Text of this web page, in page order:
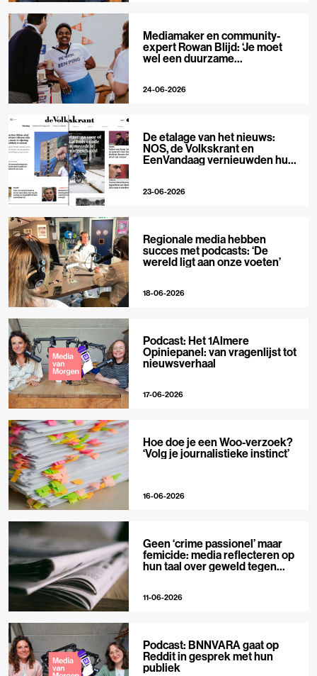
Mediamaker en community-
expert Rowan Blijd: ‘Je moet
wel een duurzame
24-06-2026
De etalage van het nieuws:
NOS, de Volkskrant en
EenVandaag vernieuwden hun
23-06-2026
Regionale media hebben
succes met podcasts: ‘De
wereld ligt aan onze voeten’
18-06-2026
Podcast: Het 1Almere
Opiniepanel: van vragenlijst tot
nieuwsverhaal
17-06-2026
Hoe doe je een Woo-verzoek?
‘Volg je journalistieke instinct’
16-06-2026
Geen ‘crime passionel’ maar
femicide: media reflecteren op
hun taal over geweld tegen
11-06-2026
Podcast: BNNVARA gaat op
Reddit in gesprek met hun
publiek